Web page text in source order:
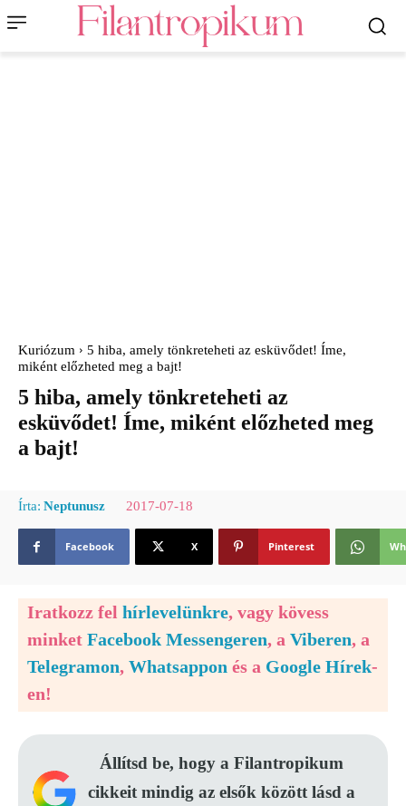
Kuriózum
5 hiba, amely tönkreteheti az esküvődet! Íme,
miként előzheted meg a bajt!
5 hiba, amely tönkreteheti az
esküvődet! Íme, miként előzheted meg
a bajt!
Írta: Neptunusz 2017-07-18
Facebook X Pinterest
Iratkozz fel hírlevelünkre, vagy kövess
minket Facebook Messengeren, a Viberen, a
Telegramon, Whatsappon és a Google Hírek-
en!
Állítsd be, hogy a Filantropikum
cikkeit mindig az elsők között lásd a